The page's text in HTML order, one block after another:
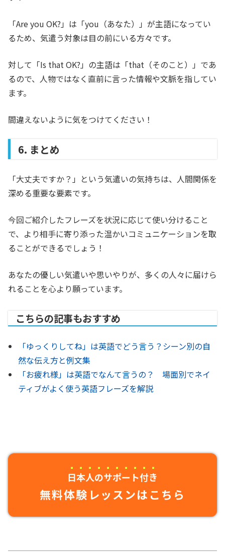
「Are you OK?」は「you（あなた）」が主語になってい
るため、気遣う対象は目の前にいる方々です。
対して「Is that OK?」の主語は「that（そのこと）」であ
るので、人物ではなく直前に言った情報や文脈を指してい
ます。
間違えないように気をつけてください！
6. まとめ
「大丈夫ですか？」という気遣いの気持ちは、人間関係を
深める重要な要素です。
今回ご紹介したフレーズを状況に応じて使い分けること
で、より相手に寄り添った温かいコミュニケーションを取
ることができるでしょう！
あなたの優しい気遣いや思いやりが、多くの人々に届けら
れることを心より願っています。
こちらの記事もおすすめ
「ゆっくりしてね」は英語でどう言う？シーン別の自
然な伝え方と例文集
「お疲れ様」は英語でなんて言うの？ 場面別でネイ
ティブがよく使う英語フレーズを解説
日本人のサポート付き
無料体験レッスンはこちら